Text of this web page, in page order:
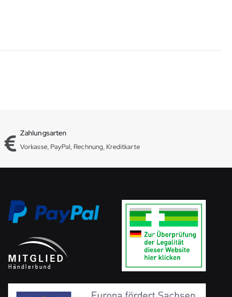
Zahlungsarten
Vorkasse, PayPal, Rechnung, Kreditkarte